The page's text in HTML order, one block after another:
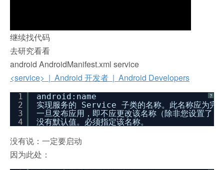
继续找代码
去研究看看
android AndroidManifest.xml service
<service> | Android 开发者 | Android Developers
?
1
2
3
4
android:name
实现服务的 Service 子类的名称。此名称应为完
一旦发布应用，即不应更改该名称（除非您设
没有默认值。必须指定该名称。
没有说：一定要启动
因为此处：